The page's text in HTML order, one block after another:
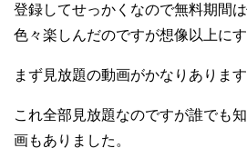
登録してせっかくなので無料期間
色々楽しんだのですが想像以上に
まず見放題の動画がかなりあります
これ全部見放題なのですが誰でも
画もありました。